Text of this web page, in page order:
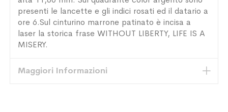
presenti le lancette e gli indici rosati ed il datario a
ore 6.Sul cinturino marrone patinato è incisa a
laser la storica frase WITHOUT LIBERTY, LIFE IS A
MISERY.
Maggiori Informazioni